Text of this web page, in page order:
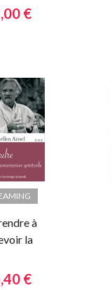
€
à
la
€